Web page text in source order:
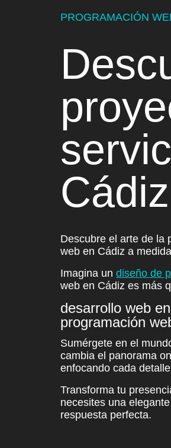
PROGRAMACIÓN
Cádiz
Descubre el arte de la
web en Cádiz a medida
Imagina un diseño de
web en Cádiz es más
desarrollo web
programación
Sumérgete en el
cambia el panorama
enfocando cada
Transforma tu
necesites una elegante
respuesta perfecta.